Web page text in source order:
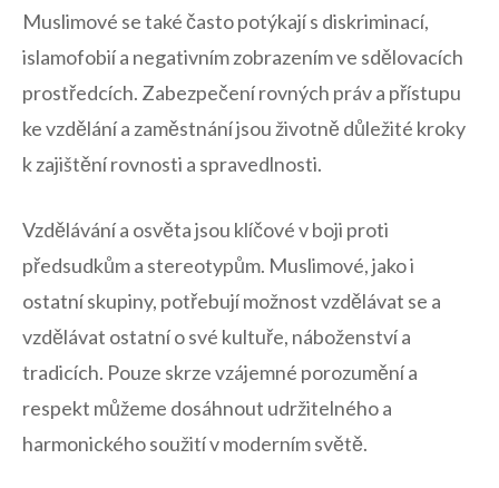
Muslimové se také často potýkají s diskriminací,
islamofobií a‌ negativním zobrazením ve sdělovacích
prostředcích. Zabezpečení ⁣rovných‍ práv a přístupu
ke ⁤vzdělání a​ zaměstnání jsou⁤ životně důležité kroky
k zajištění rovnosti a spravedlnosti.
Vzdělávání a‍ osvěta jsou‍ klíčové v boji ‌proti
předsudkům ⁣a stereotypům. Muslimové, jako i
ostatní skupiny, potřebují možnost vzdělávat ​se ​a
vzdělávat ostatní o své kultuře, ⁢náboženství a
tradicích. Pouze skrze vzájemné porozumění a
respekt můžeme dosáhnout udržitelného a
harmonického soužití​ v ⁣moderním světě.